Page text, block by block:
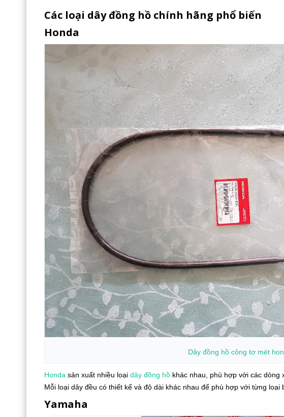
Các loại dây đồng hồ chính hãng phổ biến
Honda
Dây đồng hồ công tơ mét
Honda sản xuất nhiều loại dây đồng hồ khác nhau, phù hợp với các dòng
Mỗi loại dây đều có thiết kế và độ dài khác nhau để phù hợp với từng loại
Yamaha